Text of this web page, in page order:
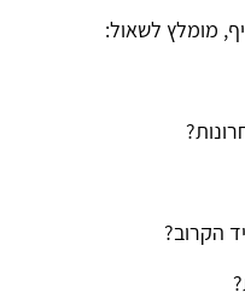
מומלץ לשאול:
הקרוב?